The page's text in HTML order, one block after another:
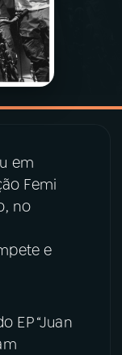
em
Femi
no
e
EP “Juan